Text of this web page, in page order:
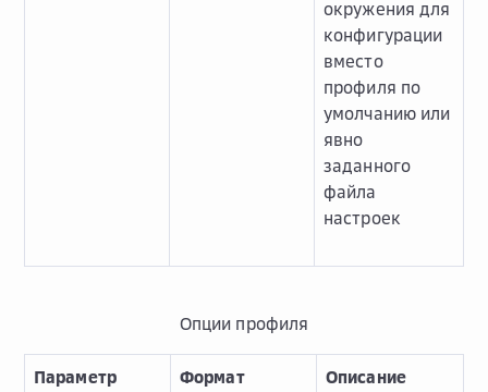
окружения для
конфигурации
вместо
профиля по
умолчанию или
явно
заданного
файла
настроек
Опции профиля
Параметр Формат Описание